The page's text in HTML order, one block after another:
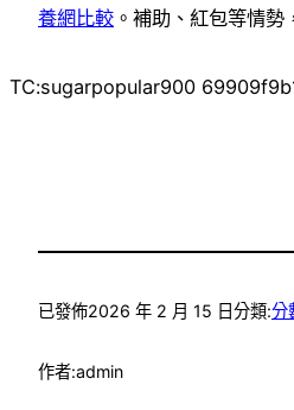
養網比較 。補助、紅包等情勢
TC:sugarpopular900
已發佈2026 年 2 月 15 日分類:分
作者:admin